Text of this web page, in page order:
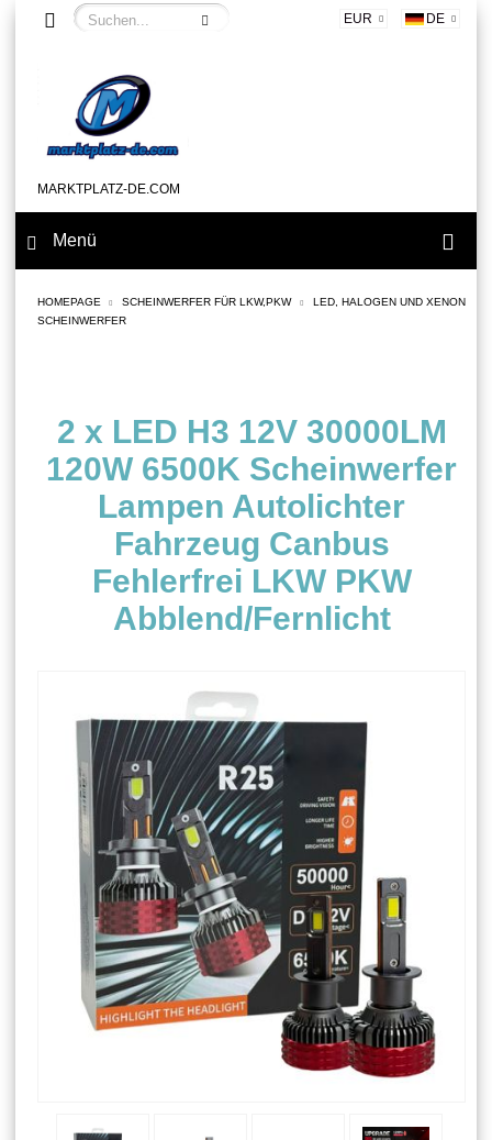
EUR DE
MARKTPLATZ-DE.COM
Menü
HOMEPAGE SCHEINWERFER FÜR LKW,PKW
LED, HALOGEN UND XENON
SCHEINWERFER
2 x LED H3 12V 30000LM
120W 6500K Scheinwerfer
Lampen Autolichter
Fahrzeug Canbus
Fehlerfrei LKW PKW
Abblend/Fernlicht